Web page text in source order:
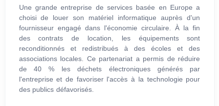
Une grande entreprise de services basée en Europe a
choisi de louer son matériel informatique auprès d'un
fournisseur engagé dans l'économie circulaire. À la fin
des contrats de location, les équipements sont
reconditionnés et redistribués à des écoles et des
associations locales. Ce partenariat a permis de réduire
de 40 % les déchets électroniques générés par
l'entreprise et de favoriser l'accès à la technologie pour
des publics défavorisés.